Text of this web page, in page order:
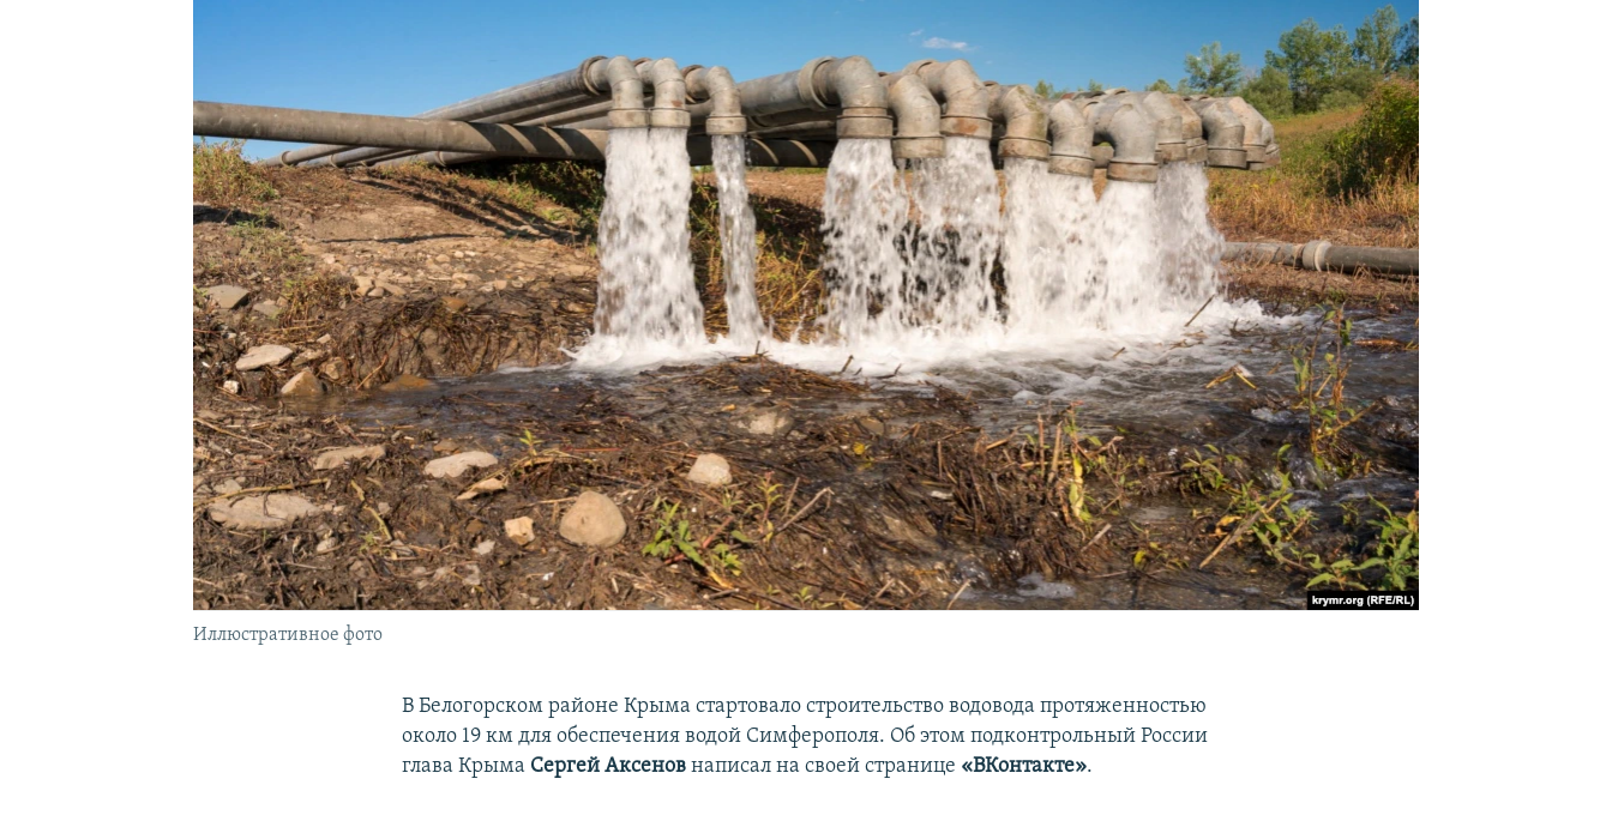
УКРАИНСКАЯ ПРОБЛЕМА КРЫМА
Иллюстративное фото
В Белогорском районе Крыма стартовало строительство водовода протяженностью
около 19 км для обеспечения водой Симферополя. Об этом подконтрольный России
глава Крыма Сергей Аксенов написал на своей странице «ВКонтакте».